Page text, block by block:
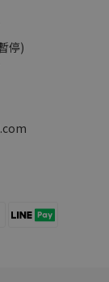
停)